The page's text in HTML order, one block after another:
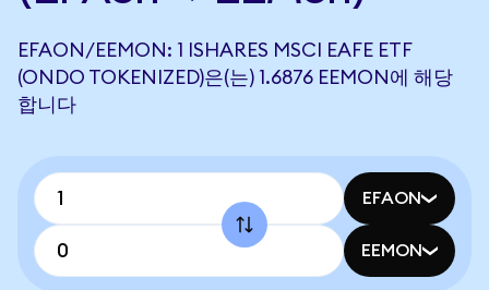
EFAON/EEMON: 1 ISHARES MSCI EAFE ETF
(ONDO TOKENIZED)은(는) 1.6876 EEMON에 해당
합니다
EFAON
EEMON